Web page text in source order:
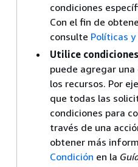
condiciones
Con el fin de
consulte Políticas y
Utilice
puede agregar
los recursos. Por
que todas las
condiciones para
través de una
obtener más
Condición en la